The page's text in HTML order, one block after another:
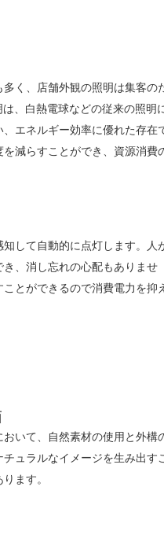
く、店舗外観の照明は集客の
、白熱電球などの従来の照明
エネルギー効率に優れた存在
減らすことができ、資源消費
して自動的に点灯します。人
、消し忘れの心配もありませ
とができるので消費電力を抑
いて、自然素材の使用と外構
ュラルなイメージを生み出す
ます。